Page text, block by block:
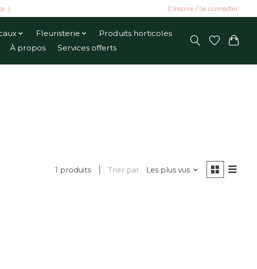
:) S’inscrire / Se connecter
Fleuristerie
Produits horticoles
À propos Services offerts
1 produits Trier par Les plus vus